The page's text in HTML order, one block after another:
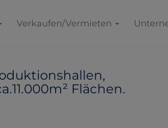
Verkaufen/Vermieten
Flächen.